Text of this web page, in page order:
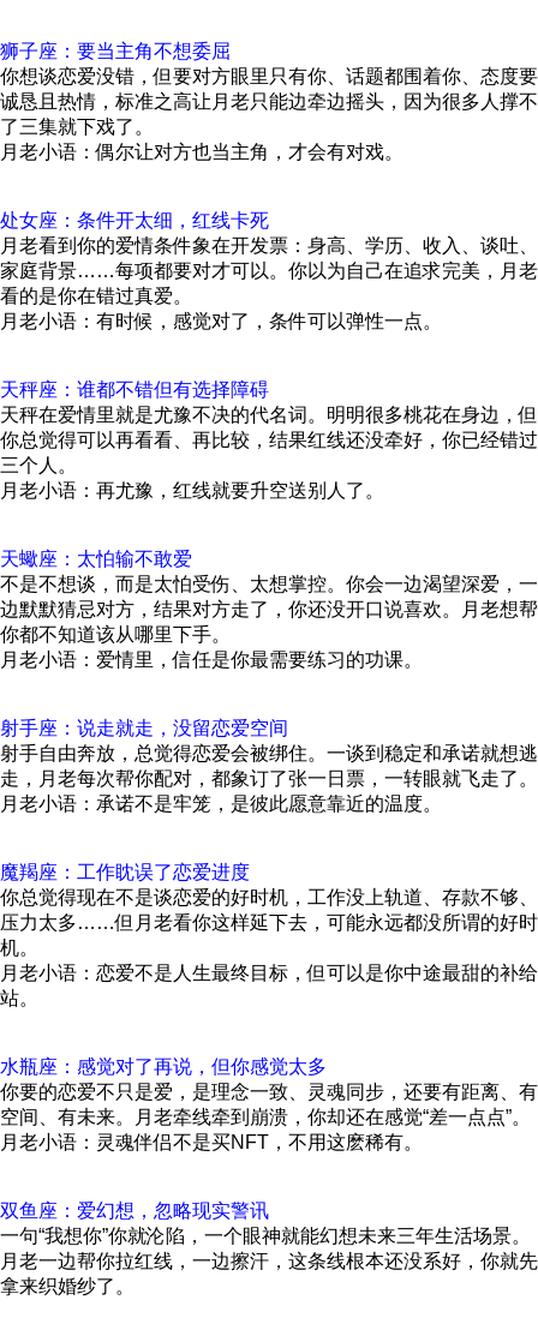
狮子座：要当主角不想委屈
你想谈恋爱没错，但要对方眼里只有你、话题都围着你、态度要
诚恳且热情，标准之高让月老只能边牵边摇头，因为很多人撑不
了三集就下戏了。
月老小语：偶尔让对方也当主角，才会有对戏。
处女座：条件开太细，红线卡死
月老看到你的爱情条件象在开发票：身高、学历、收入、谈吐、
家庭背景……每项都要对才可以。你以为自己在追求完美，月老
看的是你在错过真爱。
月老小语：有时候，感觉对了，条件可以弹性一点。
天秤座：谁都不错但有选择障碍
天秤在爱情里就是尤豫不决的代名词。明明很多桃花在身边，但
你总觉得可以再看看、再比较，结果红线还没牵好，你已经错过
三个人。
月老小语：再尤豫，红线就要升空送别人了。
天蠍座：太怕输不敢爱
不是不想谈，而是太怕受伤、太想掌控。你会一边渴望深爱，一
边默默猜忌对方，结果对方走了，你还没开口说喜欢。月老想帮
你都不知道该从哪里下手。
月老小语：爱情里，信任是你最需要练习的功课。
射手座：说走就走，没留恋爱空间
射手自由奔放，总觉得恋爱会被绑住。一谈到稳定和承诺就想逃
走，月老每次帮你配对，都象订了张一日票，一转眼就飞走了。
月老小语：承诺不是牢笼，是彼此愿意靠近的温度。
魔羯座：工作眈误了恋爱进度
你总觉得现在不是谈恋爱的好时机，工作没上轨道、存款不够、
压力太多……但月老看你这样延下去，可能永远都没所谓的好时
机。
月老小语：恋爱不是人生最终目标，但可以是你中途最甜的补给
站。
水瓶座：感觉对了再说，但你感觉太多
你要的恋爱不只是爱，是理念一致、灵魂同步，还要有距离、有
空间、有未来。月老牵线牵到崩溃，你却还在感觉“差一点点”。
月老小语：灵魂伴侣不是买NFT，不用这麽稀有。
双鱼座：爱幻想，忽略现实警讯
一句“我想你”你就沦陷，一个眼神就能幻想未来三年生活场景。
月老一边帮你拉红线，一边擦汗，这条线根本还没系好，你就先
拿来织婚纱了。